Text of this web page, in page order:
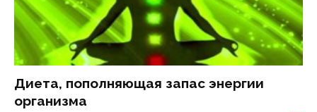
Диета, пополняющая запас энергии
организма